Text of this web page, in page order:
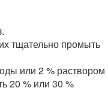
тщательно промыть
или 2 % раствором
20 % или 30 %